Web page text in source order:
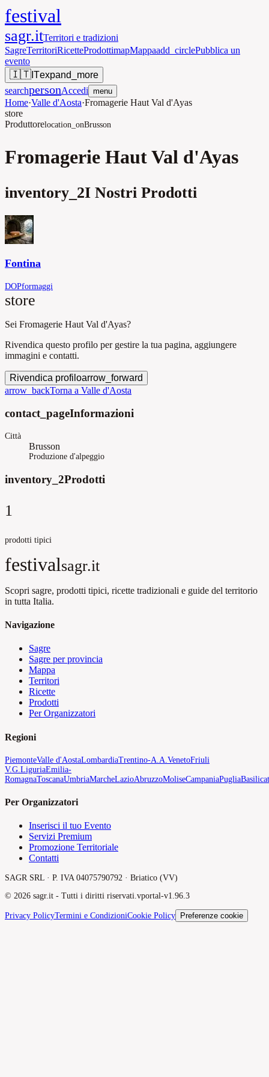
festival
sagr.itTerritori e tradizioni
SagreTerritoriRicetteProdottimapMappaadd_circlePubblica un
evento
🇮🇹 ITexpand_more
searchpersonAccedi menu
Home·Valle d'Aosta·Fromagerie Haut Val d'Ayas
store
Produttorelocation_onBrusson
Fromagerie Haut Val d'Ayas
inventory_2I Nostri Prodotti
Fontina
DOPformaggi
store
Sei Fromagerie Haut Val d'Ayas?
Rivendica questo profilo per gestire la tua pagina, aggiungere
immagini e contatti.
Rivendica profiloarrow_forward
arrow_backTorna a Valle d'Aosta
contact_pageInformazioni
Città
Brusson
Produzione d'alpeggio
inventory_2Prodotti
1
prodotti tipici
festivalsagr.it
Scopri sagre, prodotti tipici, ricette tradizionali e guide del territorio
in tutta Italia.
Navigazione
Sagre
Sagre per provincia
Mappa
Territori
Ricette
Prodotti
Per Organizzatori
Regioni
PiemonteValle d'AostaLombardiaTrentino-A.A. VenetoFriuli
V.G. LiguriaEmilia-
RomagnaToscanaUmbriaMarcheLazioAbruzzoMoliseCampaniaPuglia
Per Organizzatori
Inserisci il tuo Evento
Servizi Premium
Promozione Territoriale
Contatti
SAGR SRL · P. IVA 04075790792 · Briatico (VV)
© 2026 sagr.it - Tutti i diritti riservati.vportal-v1.96.3
Privacy PolicyTermini e CondizioniCookie Policy Preferenze cookie